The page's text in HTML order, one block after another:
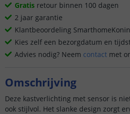
Gratis retour binnen 100 dagen
2 jaar garantie
Klantbeoordeling
Kies zelf een bezorgdatum en
Advies nodig? Neem contact met
Omschrijving
Deze kastverlichting met sensor is
ook stijlvol. Het slanke design zorgt